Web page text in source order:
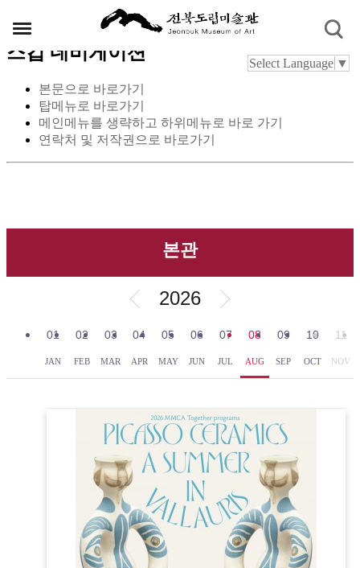
스킵 네비게이션
본문으로 바로가기
탑메뉴로 바로가기
메인메뉴를 생략하고 하위메뉴로 바로 가기
연락처 및 저작권으로 바로가기
Select Language ▼
본관
2026
01
JAN
02
FEB
03
MAR
04
APR
05
MAY
06
JUN
07
JUL
08
AUG
09
SEP
10
OCT
11
NOV